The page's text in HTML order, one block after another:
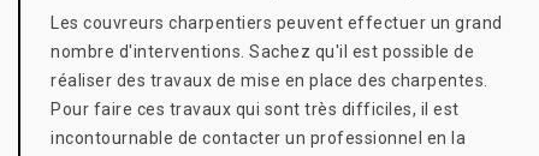
Les couvreurs charpentiers peuvent effectuer un grand
nombre d'interventions. Sachez qu'il est possible de
réaliser des travaux de mise en place des charpentes.
Pour faire ces travaux qui sont très difficiles, il est
incontournable de contacter un professionnel en la